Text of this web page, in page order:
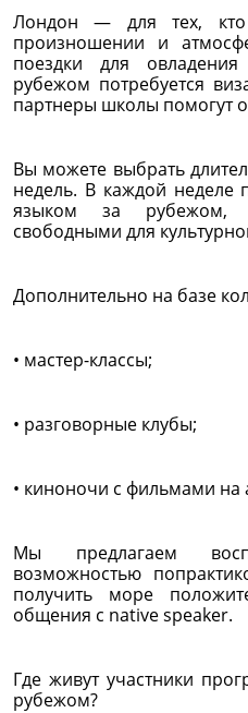
Лондон — для тех, кто
произношении и
поездки для
рубежом потребуется
партнеры школы помогут
Вы можете выбрать
недель. В каждой неделе
языком за рубежом,
свободными для
Дополнительно на базе
• мастер-классы;
• разговорные клубы;
• киноночи с фильмами на
Мы предлагаем
возможностью
получить море
общения с native speaker.
Где живут участники
рубежом?